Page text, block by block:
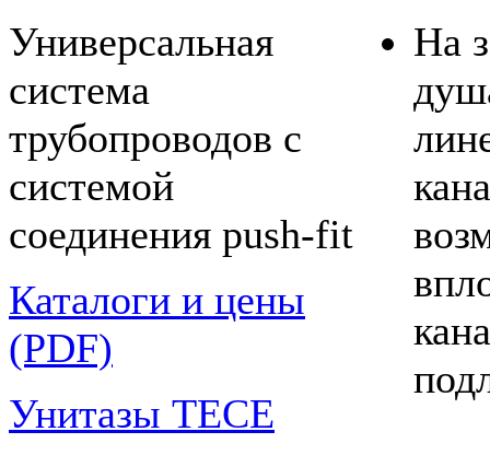
Универсальная
система
трубопроводов с
системой
соединения push-fit
Каталоги и цены
(PDF)
Унитазы TECE
На